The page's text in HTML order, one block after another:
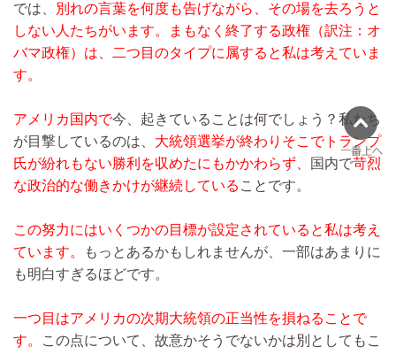
では、
別れの言葉を何度も告げながら、その場を去ろうと
しない人たちがいます。まもなく終了する政権（訳注：オ
バマ政権）は、二つ目のタイプに属すると私は考えていま
す。
アメリカ国内で今、起きていることは何でしょう？私たち
が目撃しているのは、 大統領選挙が終わりそこでトランプ
氏が紛れもない勝利を収めたにもかかわらず、
国内で苛烈
な政治的な働きかけが継続している ことです。
この努力にはいくつかの目標が設定されていると私は考え
ています。
もっとあるかもしれませんが、一部はあまりに
も明白すぎるほどです。
一つ目はアメリカの次期大統領の正当性を損ねることで
す。
この点について、故意かそうでないかは別としてもこ